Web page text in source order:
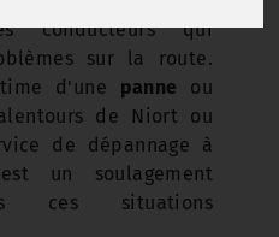
conducteurs qui
sur la route.
d'une panne ou
de Niort ou
de dépannage à
un soulagement
ces situations